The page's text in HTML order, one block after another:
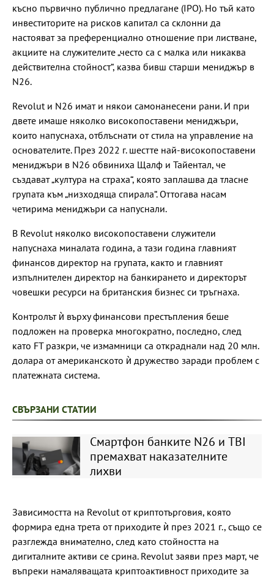
късно първично публично предлагане (IPO). Но тъй като
инвеститорите на рисков капитал са склонни да
настояват за преференциално отношение при листване,
акциите на служителите „често са с малка или никаква
действителна стойност“, казва бивш старши мениджър в
N26.
Revolut и N26 имат и някои самонанесени рани. И при
двете имаше няколко високопоставени мениджъри,
които напуснаха, отблъснати от стила на управление на
основателите. През 2022 г. шестте най-високопоставени
мениджъри в N26 обвиниха Щалф и Тайентал, че
създават „култура на страха“, която заплашва да тласне
групата към „низходяща спирала“. Оттогава насам
четирима мениджъри са напуснали.
В Revolut няколко високопоставени служители
напуснаха миналата година, а тази година главният
финансов директор на групата, както и главният
изпълнителен директор на банкирането и директорът
човешки ресурси на британския бизнес си тръгнаха.
Контролът ѝ върху финансови престъпления беше
подложен на проверка многократно, последно, след
като FT разкри, че измамници са откраднали над 20 млн.
долара от американското ѝ дружество заради проблем с
платежната система.
СВЪРЗАНИ СТАТИИ
Смартфон банките N26 и TBI
премахват наказателните
лихви
Зависимостта на Revolut от криптотърговия, която
формира една трета от приходите ѝ през 2021 г., също се
разглежда внимателно, след като стойността на
дигиталните активи се срина. Revolut заяви през март, че
въпреки намаляващата криптоактивност приходите за